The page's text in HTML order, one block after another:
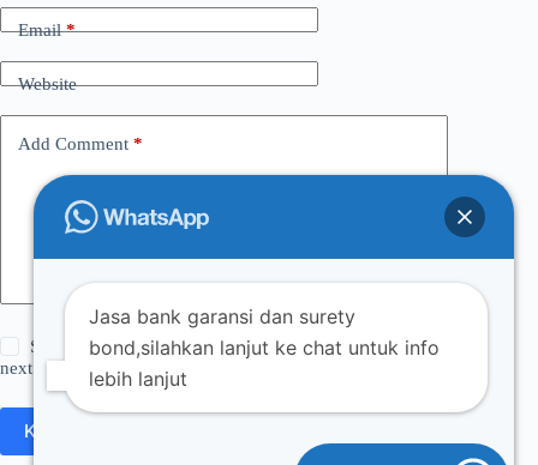
Email*
Website
Add Comment *
Save my name, email and website in this browser for the
next time I comment.
Kirim Komentar
Jasa bank garansi dan surety
bond,silahkan lanjut ke chat untuk info
lebih lanjut